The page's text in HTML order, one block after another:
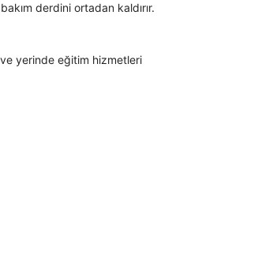
derdini ortadan kaldırır.
yerinde eğitim hizmetleri